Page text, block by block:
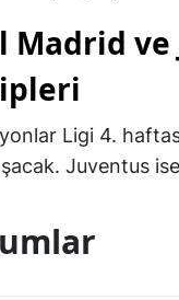
Madrid ve
Ligi 4.
Juventus